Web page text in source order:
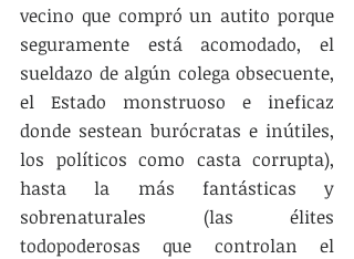
vecino que compró un autito porque
seguramente está acomodado, el
sueldazo de algún colega obsecuente,
el Estado monstruoso e ineficaz
donde sestean burócratas e inútiles,
los políticos como casta corrupta),
hasta la más fantásticas y
sobrenaturales (las élites
todopoderosas que controlan el